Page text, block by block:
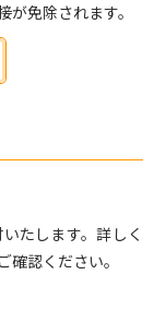
免除されます。
たします。詳しく
確認ください。